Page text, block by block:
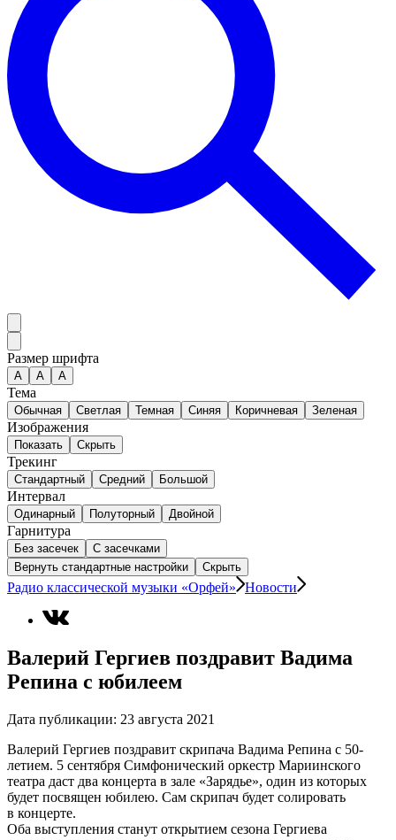
Размер шрифта
А A A
Тема
Обычная Светлая Темная Синяя Коричневая Зеленая
Изображения
Показать Скрыть
Трекинг
Стандартный Средний Большой
Интервал
Одинарный Полуторный Двойной
Гарнитура
Без засечек
С засечками
Вернуть стандартные настройки
Скрыть
Радио классической музыки «Орфей» Новости
Валерий Гергиев поздравит Вадима
Репина с юбилеем
Дата публикации: 23 августа 2021
Валерий Гергиев поздравит скрипача Вадима Репина с 50-
летием. 5 сентября Симфонический оркестр Мариинского
театра даст два концерта в зале «Зарядье», один из которых
будет посвящен юбилею. Сам скрипач будет солировать
в концерте.
Оба выступления станут открытием сезона Гергиева